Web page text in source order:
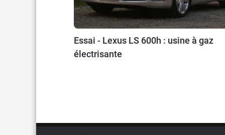
Essai - Lexus LS 600h : usine à gaz
électrisante